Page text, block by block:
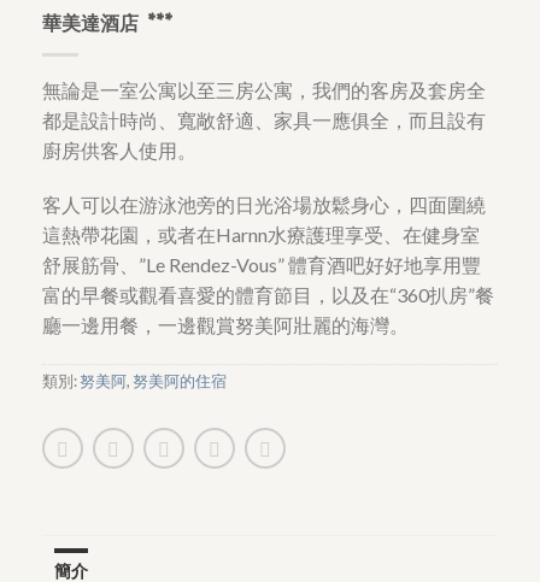
華美達酒店 ***
無論是一室公寓以至三房公寓，我們的客房及套房全
都是設計時尚、寬敞舒適、家具一應俱全，而且設有
廚房供客人使用。
客人可以在游泳池旁的日光浴場放鬆身心，四面圍繞
這熱帶花園，或者在Harnn水療護理享受、在健身室
舒展筋骨、”Le Rendez-Vous” 體育酒吧好好地享用豐
富的早餐或觀看喜愛的體育節目，以及在“360扒房”餐
廳一邊用餐，一邊觀賞努美阿壯麗的海灣。
類別:努美阿, 努美阿的住宿
簡介